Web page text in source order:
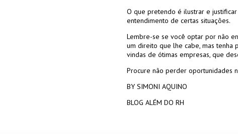
O que pretendo é ilustrar e
entendimento de certas situações.
Lembre-se se você optar por não
um direito que lhe cabe, mas tenha
vindas de ótimas empresas, que
Procure não perder oportunidades
BY SIMONI AQUINO
BLOG ALÉM DO RH